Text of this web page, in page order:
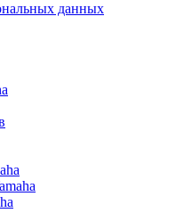
данных